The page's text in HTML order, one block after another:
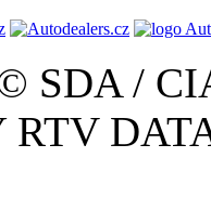
SDA /
RTV